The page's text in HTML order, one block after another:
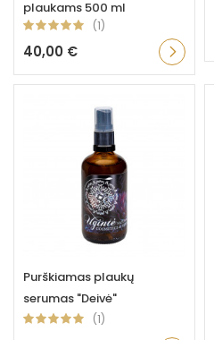
plaukams 500 ml
(1)
40,00 €
Purškiamas plaukų
serumas "Deivė"
(1)